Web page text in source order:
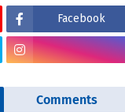
Facebook
Comments